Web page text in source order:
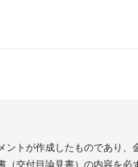
トが作成したものであり、
交付目論見書）の内容を必